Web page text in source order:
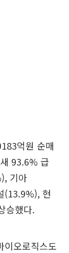
억원 순매
93.6% 급
기아
(13.9%), 현
승했다.
이오로직스도